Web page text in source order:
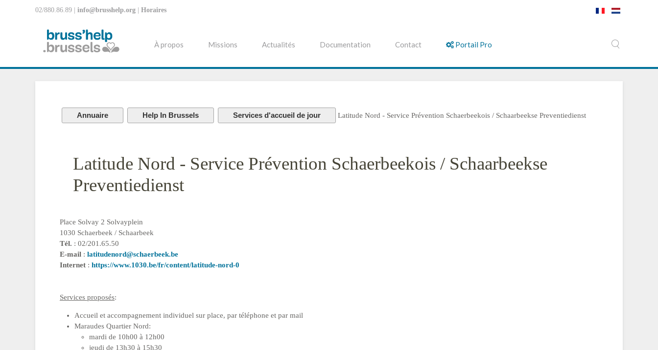
02/880.86.89 | info@brusshelp.org Horaires
À propos Missions Actualités Documentation Contact Portail Pro
Annuaire Help In Brussels Services d'accueil de jour Latitude Nord - Service Prévention Schaerbeekois / Schaarbeekse Preventiedienst
Latitude Nord - Service Prévention Schaerbeekois / Schaarbeekse
Preventiedienst
Place Solvay 2 Solvayplein
1030 Schaerbeek / Schaarbeek
Tél. : 02/201.65.50
E-mail : latitudenord@schaerbeek.be
Internet : https://www.1030.be/fr/content/latitude-nord-0
Services proposés:
Accueil et accompagnement individuel sur place, par téléphone et par mail
Maraudes Quartier Nord:
mardi de 10h00 à 12h00
jeudi de 13h30 à 15h30